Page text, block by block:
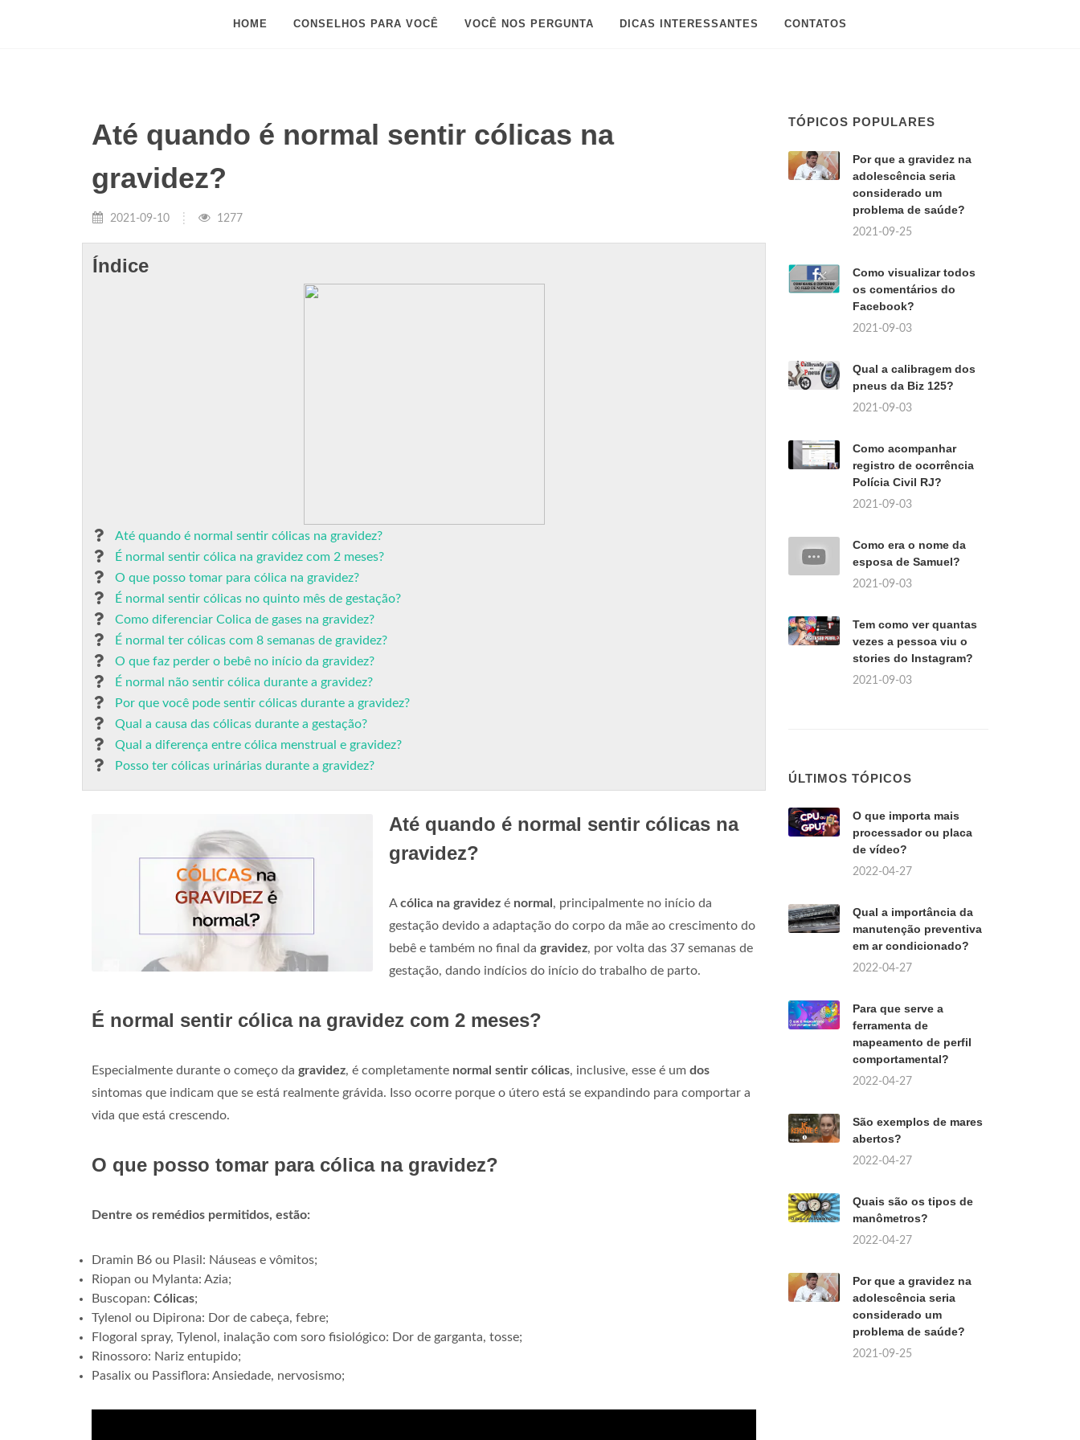
HOME CONSELHOS PARA VOCÊ VOCÊ NOS PERGUNTA DICAS INTERESSANTES CONTATOS
Até quando é normal sentir cólicas na
gravidez?
2021-09-10 1277
Índice
Até quando é normal sentir cólicas na gravidez?
É normal sentir cólica na gravidez com 2 meses?
O que posso tomar para cólica na gravidez?
É normal sentir cólicas no quinto mês de gestação?
Como diferenciar Colica de gases na gravidez?
É normal ter cólicas com 8 semanas de gravidez?
O que faz perder o bebê no início da gravidez?
É normal não sentir cólica durante a gravidez?
Por que você pode sentir cólicas durante a gravidez?
Qual a causa das cólicas durante a gestação?
Qual a diferença entre cólica menstrual e gravidez?
Posso ter cólicas urinárias durante a gravidez?
Até quando é normal sentir cólicas na
gravidez?
Acólica na gravidez é normal , principalmente no início da
gestação devido a adaptação do corpo da mãe ao crescimento do
bebê e também no final da gravidez, por volta das 37 semanas de
gestação, dando indícios do início do trabalho de parto.
É normal sentir cólica na gravidez com 2 meses?
Especialmente durante o começo da gravidez, é completamente normal sentir cólicas, inclusive, esse é um dos
sintomas que indicam que se está realmente grávida. Isso ocorre porque o útero está se expandindo para comportar a
vida que está crescendo.
O que posso tomar para cólica na gravidez?
Dentre os remédios permitidos, estão:
Dramin B6 ou Plasil: Náuseas e vômitos;
Riopan ou Mylanta: Azia;
Buscopan: Cólicas;
Tylenol ou Dipirona: Dor de cabeça, febre;
Flogoral spray, Tylenol, inalação com soro fisiológico: Dor de garganta, tosse;
Rinossoro: Nariz entupido;
Pasalix ou Passiflora: Ansiedade, nervosismo;
TÓPICOS POPULARES
Por que a gravidez na
adolescência seria
considerado um
problema de saúde?
2021-09-25
Como visualizar todos
os comentários do
Facebook?
2021-09-03
Qual a calibragem dos
pneus da Biz 125?
2021-09-03
Como acompanhar
registro de ocorrência
Polícia Civil RJ?
2021-09-03
Como era o nome da
esposa de Samuel?
2021-09-03
Tem como ver quantas
vezes a pessoa viu o
stories do Instagram?
2021-09-03
ÚLTIMOS TÓPICOS
O que importa mais
processador ou placa
de vídeo?
2022-04-27
Qual a importância da
manutenção preventiva
em ar condicionado?
2022-04-27
Para que serve a
ferramenta de
mapeamento de perfil
comportamental?
2022-04-27
São exemplos de mares
abertos?
2022-04-27
Quais são os tipos de
manômetros?
2022-04-27
Por que a gravidez na
adolescência seria
considerado um
problema de saúde?
2021-09-25